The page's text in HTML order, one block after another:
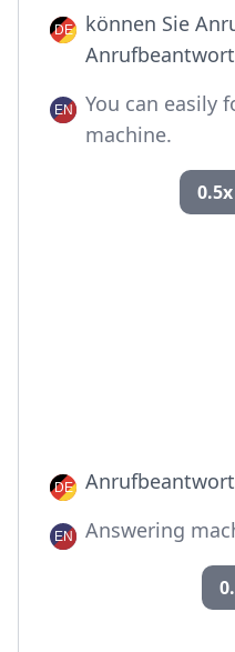
können Sie
You can easily
machine.
0.5x
Answering